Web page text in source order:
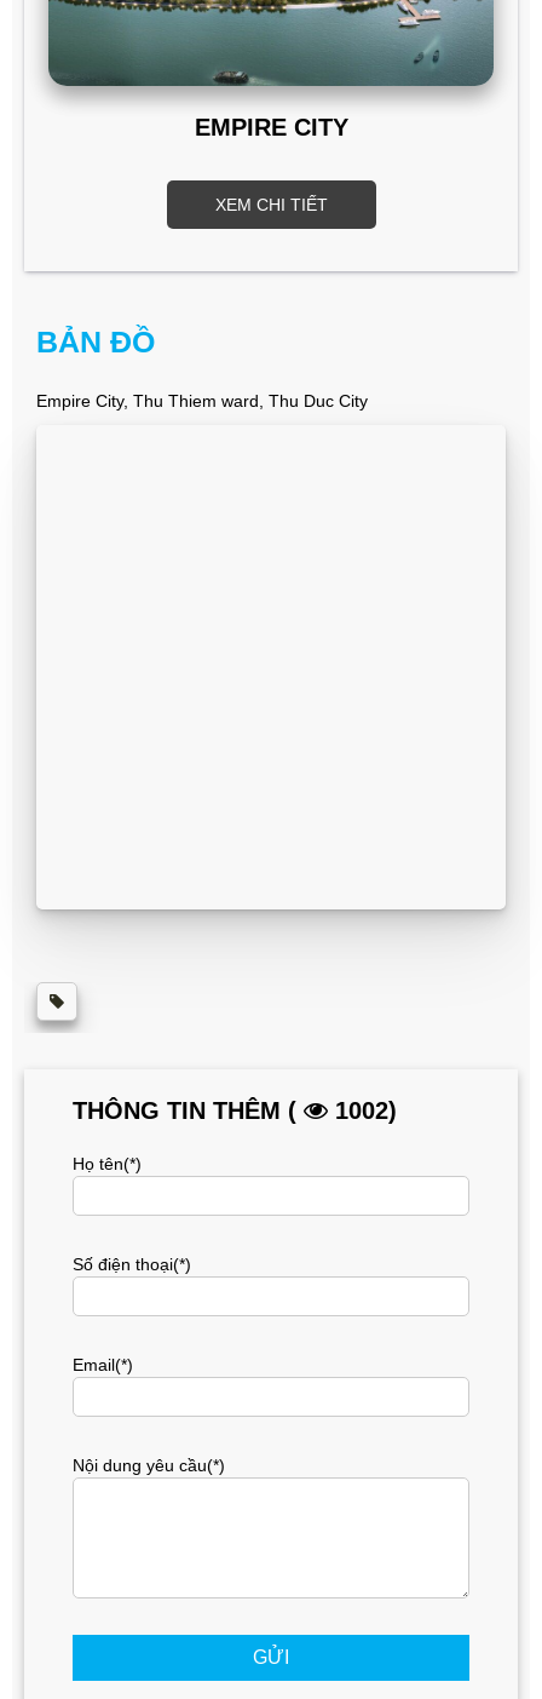
EMPIRE CITY
XEM CHI TIẾT
BẢN ĐỒ
Empire City, Thu Thiem ward, Thu Duc City
THÔNG TIN THÊM ( 1002)
Họ tên(*)
Số điện thoại(*)
Email(*)
Nội dung yêu cầu(*)
GỬI